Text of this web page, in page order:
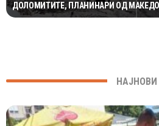
ДОЛОМИТИТЕ, ПЛАНИНАРИ ОД
ПОМОШ
НАЈНОВИ